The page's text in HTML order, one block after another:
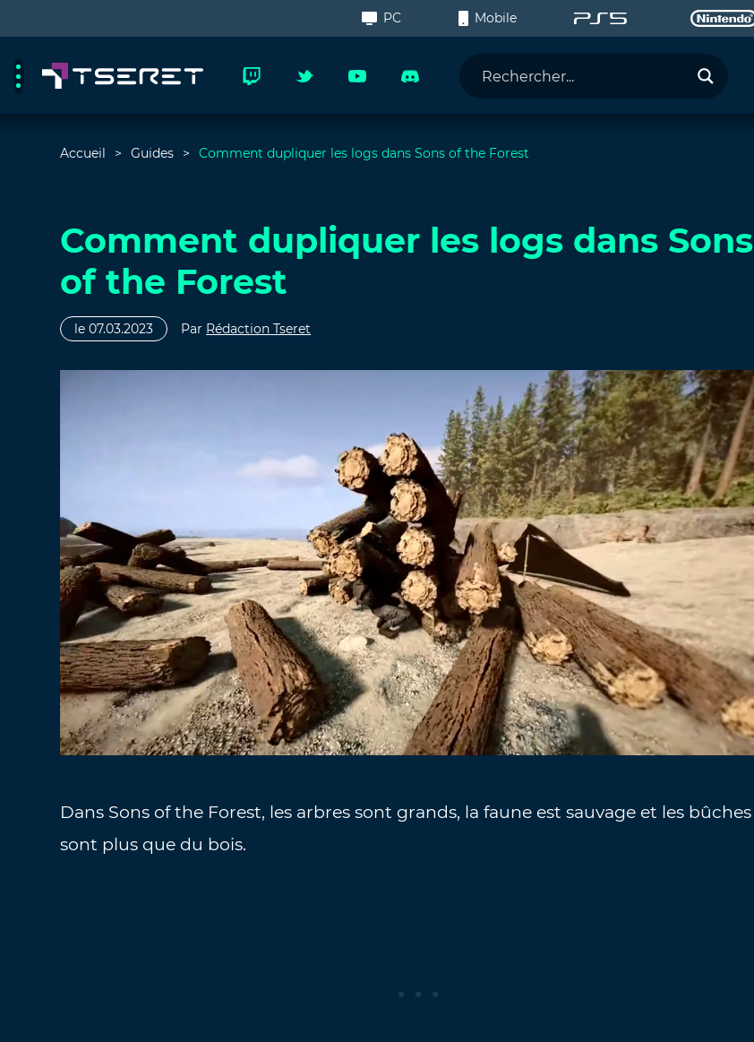
PC Mobile
Accueil Guides Comment dupliquer les logs dans Sons of the Forest
Comment dupliquer les logs dans Sons
of the Forest
le 07.03.2023 Par Rédaction Tseret
Dans Sons of the Forest, les arbres sont grands, la faune est sauvage et les bûches
sont plus que du bois.